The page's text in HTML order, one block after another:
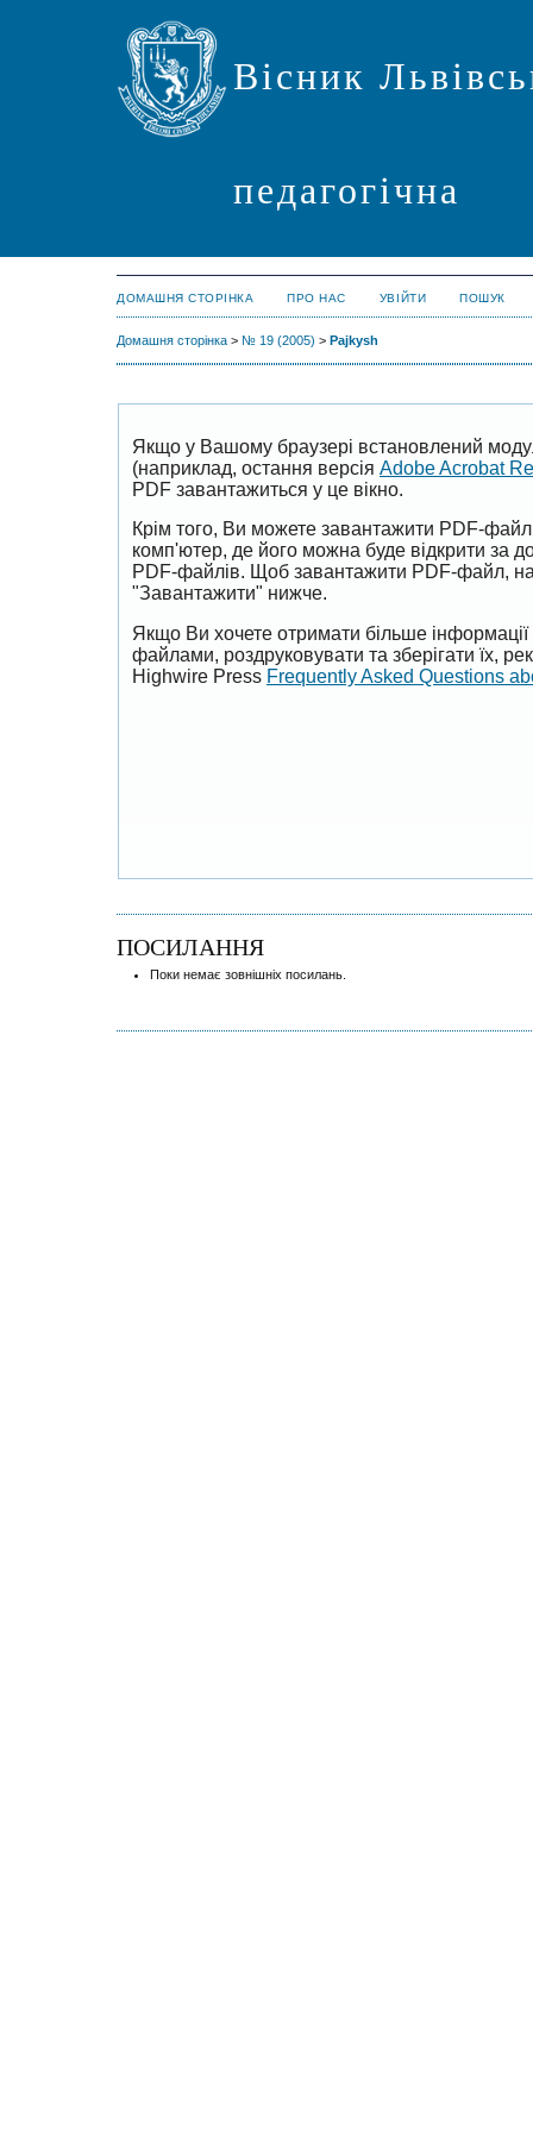
Вісник
педагогічна
ДОМАШНЯ СТОРІНКА ПРО НАС УВІЙТИ ПОШУК
Домашня сторінка > № 19 (2005) > Pajkysh
Якщо у Вашому браузері встановлений
(наприклад, остання версія Adobe Acrobat
PDF завантажиться у це вікно.
Крім того, Ви можете завантажити PDF-
комп'ютер, де його можна буде відкрити за
PDF-файлів. Щоб завантажити PDF-файл,
"Завантажити" нижче.
Якщо Ви хочете отримати більше
файлами, роздруковувати та зберігати їх,
Highwire Press Frequently Asked Questions
ПОСИЛАННЯ
Поки немає зовнішніх посилань.